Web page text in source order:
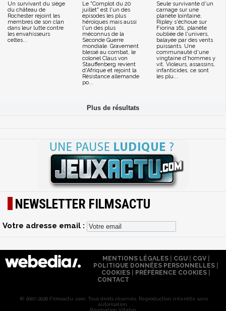
Un survivant du siège
du château de
Rochester rejoint les
membres de son clan
dans leur lutte contre
les envahisseurs
celtes...
Le "Complot du 20
juillet" est l'un des
épisodes les plus
héroïques mais aussi
l'un des plus
méconnus de la
Seconde Guerre
mondiale. Gravement
blessé au combat, le
colonel Claus von
Stauffenberg revient
d'Afrique et rejoint la
Résistance allemande
po...
Seule survivante d'un
carnage sur une
planète lointaine,
Ripley s'échoue sur
Fiorina 161, planète
oubliée de l'univers,
balayée par des vents
puissants. Une
communauté d'une
vingtaine d'hommes y
vit. Violeurs, assassins,
infanticides, ce sont
les plu...
NEWSLETTER FILMSACTU
Votre adresse email :
MENTIONS LÉGALES| CGU| CGV|
POLITIQUE DONNÉES PERSONNELLES
COOKIES
PRÉFÉRENCE COOKIES
CONTACT
© 2007-2026 Filmsactu .com. Tous droits réservés. Reproduction interdite sans
autorisation.
Réalisation Vitalyn